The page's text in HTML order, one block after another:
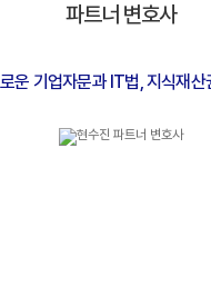
파트너 변호사
운 기업자문과 IT법, 지식재산